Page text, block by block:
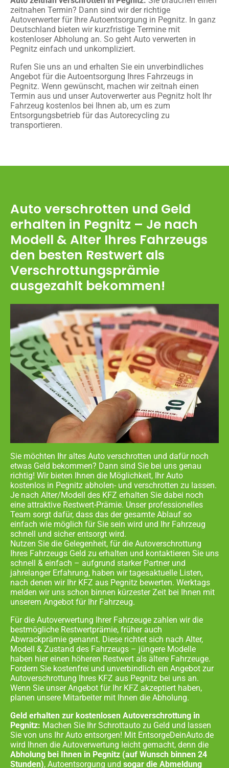
zeitnahen Termin? Dann sind wir der richtige
Autoverwerter für Ihre Autoentsorgung in Pegnitz. In ganz
Deutschland bieten wir kurzfristige Termine mit
kostenloser Abholung an. So geht Auto verwerten in
Pegnitz einfach und unkompliziert.
Rufen Sie uns an und erhalten Sie ein unverbindliches
Angebot für die Autoentsorgung Ihres Fahrzeugs in
Pegnitz. Wenn gewünscht, machen wir zeitnah einen
Termin aus und unser Autoverwerter aus Pegnitz holt Ihr
Fahrzeug kostenlos bei Ihnen ab, um es zum
Entsorgungsbetrieb für das Autorecycling zu
transportieren.
Auto verschrotten und Geld
erhalten in Pegnitz – Je nach
Modell & Alter Ihres Fahrzeugs
den besten Restwert als
Verschrottungsprämie
ausgezahlt bekommen!
Sie möchten Ihr altes Auto verschrotten und dafür noch
etwas Geld bekommen? Dann sind Sie bei uns genau
richtig! Wir bieten Ihnen die Möglichkeit, Ihr Auto
kostenlos in Pegnitz abholen- und verschrotten zu lassen.
Je nach Alter/Modell des KFZ erhalten Sie dabei noch
eine attraktive Restwert-Prämie. Unser professionelles
Team sorgt dafür, dass das der gesamte Ablauf so
einfach wie möglich für Sie sein wird und Ihr Fahrzeug
schnell und sicher entsorgt wird.
Nutzen Sie die Gelegenheit, für die Autoverschrottung
Ihres Fahrzeugs Geld zu erhalten und kontaktieren Sie uns
schnell & einfach – aufgrund starker Partner und
jahrelanger Erfahrung, haben wir tagesaktuelle Listen,
nach denen wir Ihr KFZ aus Pegnitz bewerten. Werktags
melden wir uns schon binnen kürzester Zeit bei Ihnen mit
unserem Angebot für Ihr Fahrzeug.
Für die Autoverwertung Ihrer Fahrzeuge zahlen wir die
bestmögliche Restwertprämie, früher auch
Abwrackprämie genannt. Diese richtet sich nach Alter,
Modell & Zustand des Fahrzeugs – jüngere Modelle
haben hier einen höheren Restwert als ältere Fahrzeuge.
Fordern Sie kostenfrei und unverbindlich ein Angebot zur
Autoverschrottung Ihres KFZ aus Pegnitz bei uns an.
Wenn Sie unser Angebot für Ihr KFZ akzeptiert haben,
planen unsere Mitarbeiter mit Ihnen die Abholung.
Geld erhalten zur kostenlosen Autoverschrottung in
Pegnitz: Machen Sie Ihr Schrottauto zu Geld und lassen
Sie von uns Ihr Auto entsorgen! Mit EntsorgeDeinAuto.de
wird Ihnen die Autoverwertung leicht gemacht, denn die
Abholung bei Ihnen in Pegnitz (auf Wunsch binnen 24
Stunden), Autoentsorgung und sogar die Abmeldung